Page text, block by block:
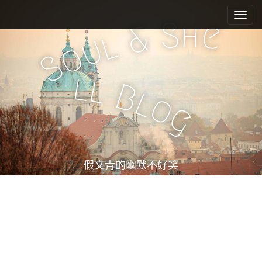
e
n
u
i
c
n
t
e
n
t
S
oul&She
ll Blog
假文青的幽默不好笑